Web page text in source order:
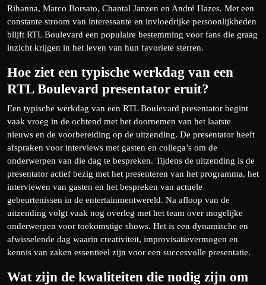
Rihanna, Marco Borsato, Chantal Janzen en André Hazes. Met een
constante stroom van interessante en invloedrijke persoonlijkheden
blijft RTL Boulevard een populaire bestemming voor fans die graag
inzicht krijgen in het leven van hun favoriete sterren.
Hoe ziet een typische werkdag van een
RTL Boulevard presentator eruit?
Een typische werkdag van een RTL Boulevard presentator begint
vaak vroeg in de ochtend met het doornemen van het laatste
nieuws en de voorbereiding op de uitzending. De presentator heeft
afspraken voor interviews met gasten en collega’s om de
onderwerpen van die dag te bespreken. Tijdens de uitzending is de
presentator actief bezig met het presenteren van het programma, het
interviewen van gasten en het bespreken van actuele
gebeurtenissen in de entertainmentwereld. Na afloop van de
uitzending volgt vaak nog overleg met het team over mogelijke
onderwerpen voor toekomstige shows. Het is een dynamische en
afwisselende dag waarin creativiteit, improvisatievermogen en
kennis van zaken essentieel zijn voor een succesvolle presentatie.
Wat zijn de kwaliteiten die nodig zijn om